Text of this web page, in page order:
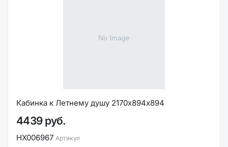
Кабинка к Летнему душу 2170х894х894
4439 руб.
НХ006967 Артикул